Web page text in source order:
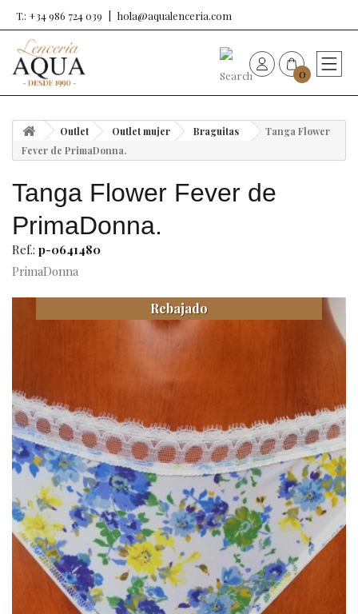
T.: +34 986 724 039 hola@aqualenceria.com
0
Nueva colección
Sujetadores
Bragas
Ropa y complementos
Prendas moldeadoras
Hombre
Ortopedia
Outlet
Outlet Outlet mujer Braguitas
Tanga Flower
Fever de PrimaDonna.
Tanga Flower Fever de
PrimaDonna.
Ref.: p-0641480
PrimaDonna
Rebajado